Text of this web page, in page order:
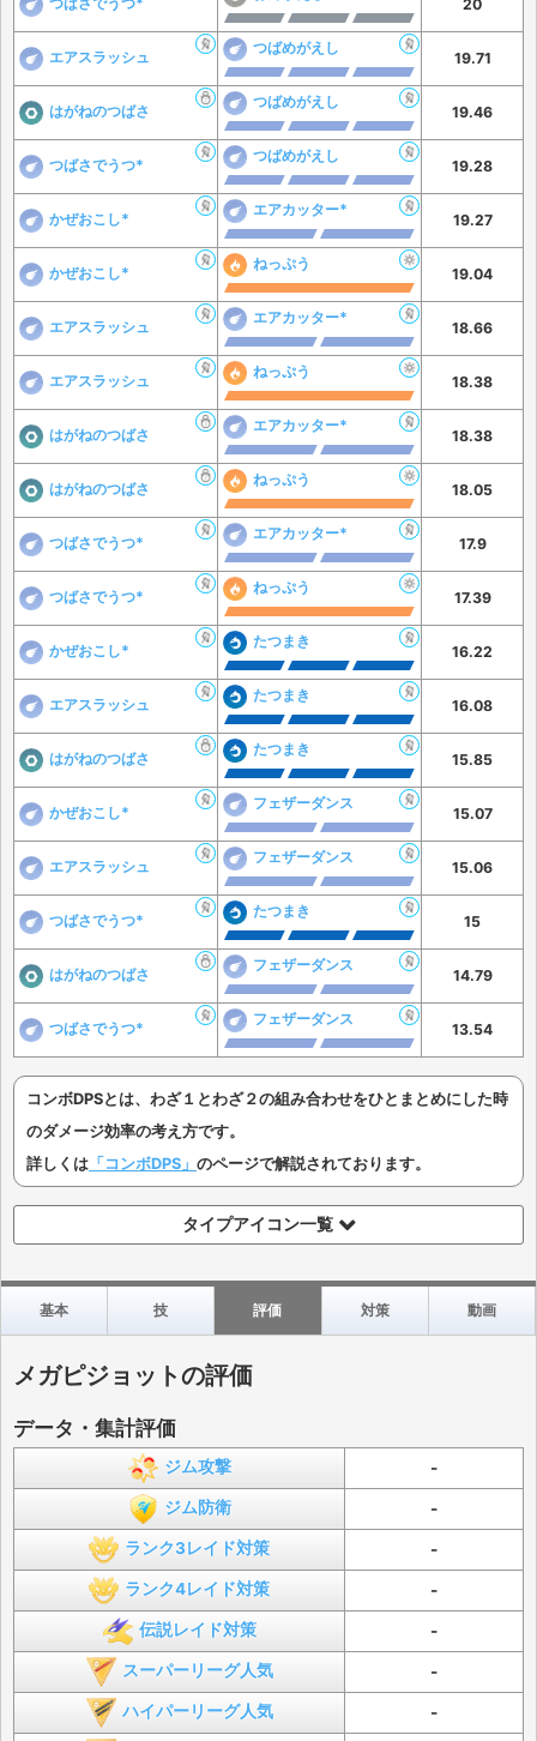
20
エアスラッシュ
つばめがえし
19.71
はがねのつばさ
つばめがえし
19.46
つばさでうつ*
つばめがえし
19.28
かぜおこし*
エアカッター*
19.27
かぜおこし*
ねっぷう
19.04
エアスラッシュ
エアカッター*
18.66
エアスラッシュ
ねっぷう
18.38
はがねのつばさ
エアカッター*
18.38
はがねのつばさ
ねっぷう
18.05
つばさでうつ*
エアカッター*
17.9
つばさでうつ*
ねっぷう
17.39
かぜおこし*
たつまき
16.22
エアスラッシュ
たつまき
16.08
はがねのつばさ
たつまき
15.85
かぜおこし*
フェザーダンス
15.07
エアスラッシュ
フェザーダンス
15.06
つばさでうつ*
たつまき
15
はがねのつばさ
フェザーダンス
14.79
つばさでうつ*
フェザーダンス
13.54
コンボDPSとは、わざ１とわざ２の組み合わせをひとまとめにした時
のダメージ効率の考え方です。
詳しくは 「コンボDPS」 のページで解説されております。
タイプアイコン一覧
基本 技 評価 対策 動画
メガピジョットの評価
データ・集計評価
ジム攻撃 -
ジム防衛 -
ランク3レイド対策 -
ランク4レイド対策 -
伝説レイド対策 -
スーパーリーグ人気 -
ハイパーリーグ人気 -